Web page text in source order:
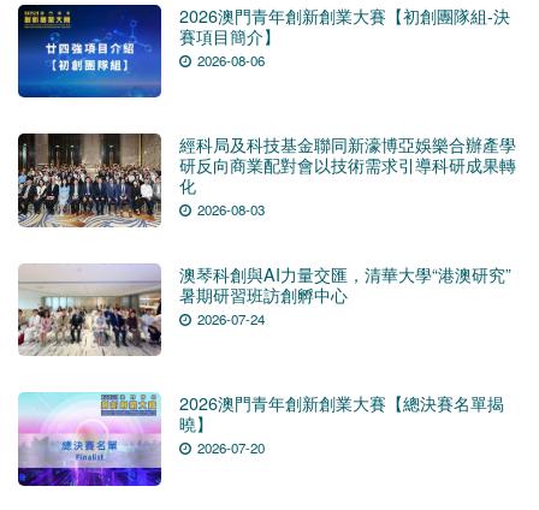
2026澳門青年創新創業大賽【初創團隊組-決
賽項目簡介】
2026-08-06
經科局及科技基金聯同新濠博亞娛樂合辦產學
研反向商業配對會以技術需求引導科研成果轉
化
2026-08-03
澳琴科創與AI力量交匯，清華大學“港澳研究”
暑期研習班訪創孵中心
2026-07-24
2026澳門青年創新創業大賽【總決賽名單揭
曉】
2026-07-20